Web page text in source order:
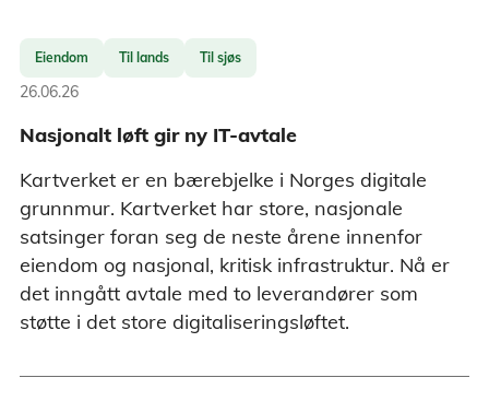
Eiendom Til lands Til sjøs
26.06.26
Nasjonalt løft gir ny IT-avtale
Kartverket er en bærebjelke i Norges digitale
grunnmur. Kartverket har store, nasjonale
satsinger foran seg de neste årene innenfor
eiendom og nasjonal, kritisk infrastruktur. Nå er
det inngått avtale med to leverandører som
støtte i det store digitaliseringsløftet.